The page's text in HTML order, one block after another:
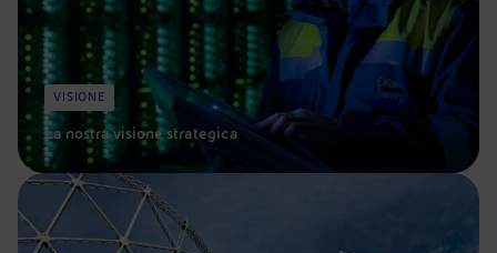
VISIONE
La nostra visione strategica